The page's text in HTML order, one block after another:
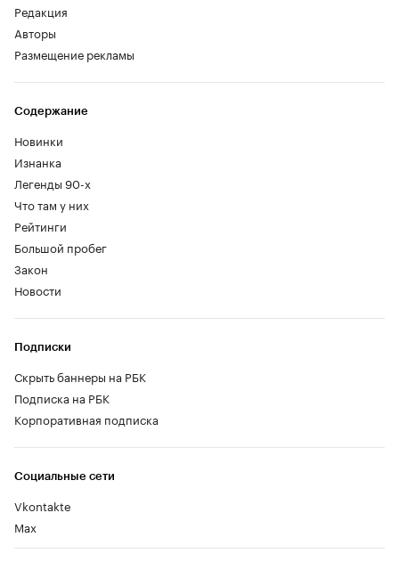
Редакция
Авторы
Размещение рекламы
Содержание
Новинки
Изнанка
Легенды 90-х
Что там у них
Рейтинги
Большой пробег
Закон
Новости
Социальные сети
Vkontakte
Max
Подписки
Скрыть баннеры на РБК
Подписка на РБК
Корпоративная подписка